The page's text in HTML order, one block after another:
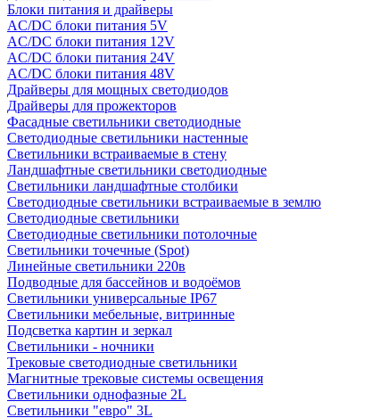
Блоки питания и драйверы
AC/DC блоки питания 5V
AC/DC блоки питания 12V
AC/DC блоки питания 24V
AC/DC блоки питания 48V
Драйверы для мощных светодиодов
Драйверы для прожекторов
Фасадные светильники светодиодные
Светодиодные светильники настенные
Светильники встраиваемые в стену
Ландшафтные светильники светодиодные
Светильники ландшафтные столбики
Светодиодные светильники встраиваемые в землю
Светодиодные светильники
Светодиодные светильники потолочные
Светильники точечные (Spot)
Линейные светильники 220в
Подводные для бассейнов и водоёмов
Светильники универсальные IP67
Светильники мебельные, витринные
Подсветка картин и зеркал
Светильники - ночники
Трековые светодиодные светильники
Магнитные трековые системы освещения
Светильники однофазные 2L
Светильники "евро" 3L